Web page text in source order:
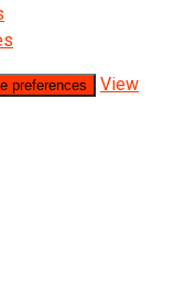
preferences
View